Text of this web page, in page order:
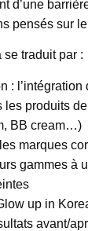
d’une
pensés sur
traduit par :
: l’intégration
les produits
BB cream…)
marques
gammes à
up in
avant/